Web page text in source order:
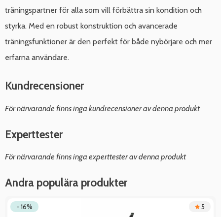
träningspartner för alla som vill förbättra sin kondition och
styrka. Med en robust konstruktion och avancerade
träningsfunktioner är den perfekt för både nybörjare och mer
erfarna användare.
Kundrecensioner
För närvarande finns inga kundrecensioner av denna produkt
Experttester
För närvarande finns inga experttester av denna produkt
Andra populära produkter
- 16% 5